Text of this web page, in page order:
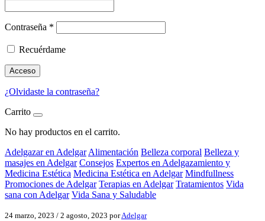
Contraseña *
Recuérdame
Acceso
¿Olvidaste la contraseña?
Carrito
No hay productos en el carrito.
Adelgazar en Adelgar Alimentación Belleza corporal Belleza y
masajes en Adelgar Consejos Expertos en Adelgazamiento y
Medicina Estética Medicina Estética en Adelgar Mindfullness
Promociones de Adelgar Terapias en Adelgar Tratamientos Vida
sana con Adelgar Vida Sana y Saludable
24 marzo, 2023 / 2 agosto, 2023 porAdelgar